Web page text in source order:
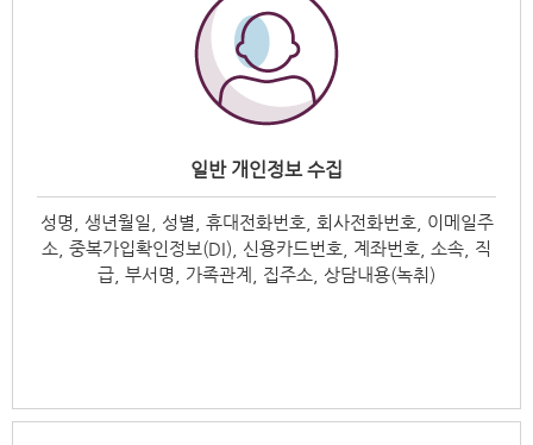
일반 개인정보 수집
성명, 생년월일, 성별, 휴대전화번호, 회사전화번호, 이메일주
소, 중복가입확인정보(DI), 신용카드번호, 계좌번호, 소속, 직
급, 부서명, 가족관계, 집주소, 상담내용(녹취)